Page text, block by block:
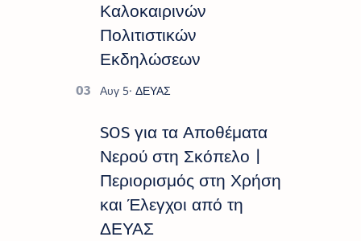
Καλοκαιρινών
Πολιτιστικών
Εκδηλώσεων
SOS για τα Αποθέματα
Νερού στη Σκόπελο |
Περιορισμός στη Χρήση
και Έλεγχοι από τη
ΔΕΥΑΣ